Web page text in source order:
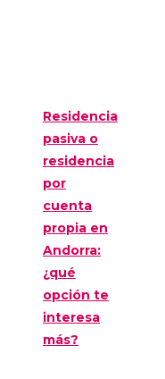
Residencia
pasiva o
residencia
por
cuenta
propia en
Andorra:
¿qué
opción te
interesa
más?